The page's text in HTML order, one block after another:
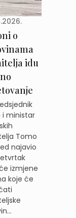
o
idu
i ministar
Tomo
najavio
izmjene
koje će